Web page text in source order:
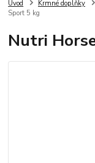
Úvod Krmné doplňky
Sport 5 kg
Nutri